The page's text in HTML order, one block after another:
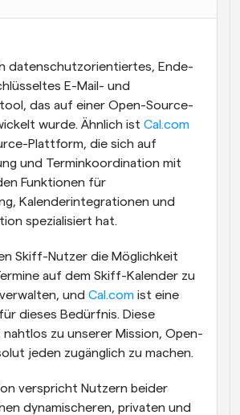
mit KI-gestützten Anrufen
dem Laufenden über die neuesten
Updates.
in wenigen Minuten mit Kunden
Gruppenlinks
mit mehreren Personen buchen
eine Benachrichtigung, wenn etwas
datenschutzorientiertes, Ende-
E-Mail- und
das auf einer Open-Source-
wurde. Ähnlich ist Cal.com
Plattform, die sich auf
und Terminkoordination mit
Funktionen für
Kalenderintegrationen und
spezialisiert hat.
Skiff-Nutzer die Möglichkeit
auf dem Skiff-Kalender zu
und Cal.com ist eine
dieses Bedürfnis. Diese
nahtlos zu unserer Mission, Open-
jeden zugänglich zu machen.
verspricht Nutzern beider
dynamischeren, privaten und